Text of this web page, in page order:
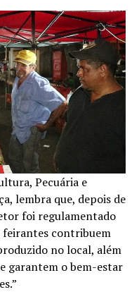
Pecuária e
lembra que, depois de
foi regulamentado
feirantes contribuem
no local, além
garantem o bem-estar